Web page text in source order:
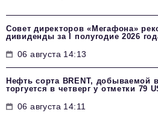
Совет директоров «Мегафона»
дивиденды за I полугодие 2026
06 августа 14:13
Нефть сорта BRENT, добываемой
торгуется в четверг у отметки 79
06 августа 14:11